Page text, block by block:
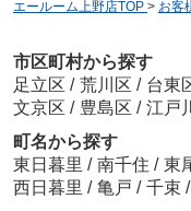
エールーム上野店TOP > お客
市区町村から探す
足立区 / 荒川区 / 台東
文京区 / 豊島区 / 江戸
町名から探す
東日暮里 / 南千住 / 東
西日暮里 / 亀戸 / 千束 /